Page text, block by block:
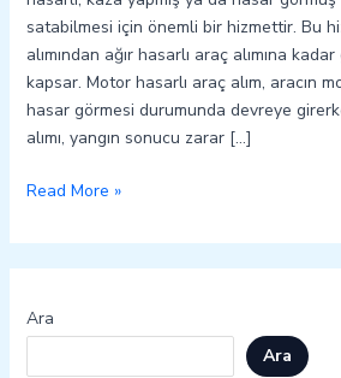
satabilmesi için önemli bir hizmettir. Bu
alımından ağır hasarlı araç alımına
kapsar. Motor hasarlı araç alım, aracın
hasar görmesi durumunda devreye
alımı, yangın sonucu zarar […]
Read More »
Ara
Ara